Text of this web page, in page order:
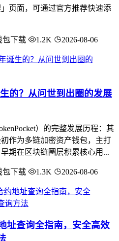
页面，可通过官方推荐快速添
包下载 1.2K 2026-08-06
的？从问世到出圈的发展
）的完整发展历程：其
作为多链加密资产钱包，主打
期在区块链圈层积累核心用...
包下载 1.3K 2026-08-06
址查询全指南，安全高效